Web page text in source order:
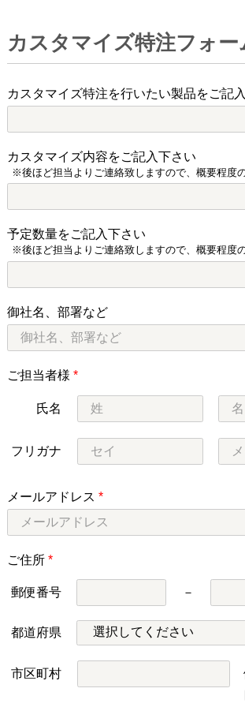
カスタマイズ特注フォー
カスタマイズ特注を行いたい製品をご記
カスタマイズ内容をご記入下さい
※後ほど担当よりご連絡致しますので、概要程度
予定数量をご記入下さい
※後ほど担当よりご連絡致しますので、概要程度
御社名、部署など
ご担当者様 *
氏名
フリガナ
メールアドレス *
ご住所 *
郵便番号 －
都道府県
市区町村